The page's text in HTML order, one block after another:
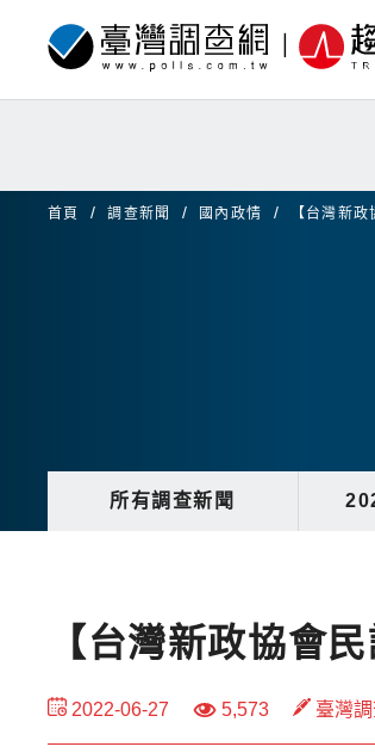
首頁 調查新聞 國內政情 【台灣新
所有調查新聞
【台灣新政協會
2022-06-27 5,573 臺灣